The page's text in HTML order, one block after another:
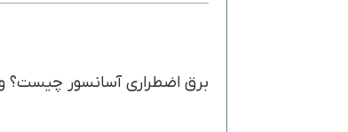
برق اضطراری آسانسور چیست؟ و